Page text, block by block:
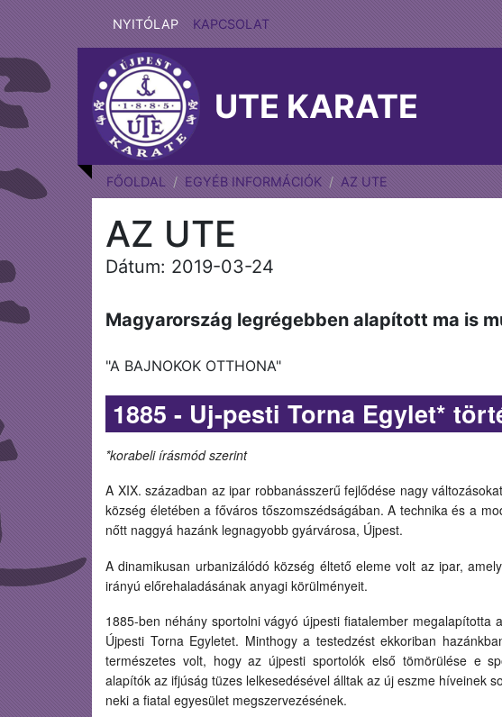
NYITÓLAP KAPCSOLAT
UTE KARATE
FŐOLDAL EGYÉB INFORMÁCIÓK AZ UTE
AZ UTE
Dátum: 2019-03-24
Magyarország legrégebben alapított ma is
"A BAJNOKOK OTTHONA"
1885 - Uj-pesti Torna Egylet*
*korabeli írásmód szerint
A XIX. században az ipar robbanásszerű fejlődése nagy
község életében a főváros tőszomszédságában. A technika és a
nőtt naggyá hazánk legnagyobb gyárvárosa, Újpest.
A dinamikusan urbanizálódó község éltető eleme volt az ipar,
irányú előrehaladásának anyagi körülményeit.
1885-ben néhány sportolni vágyó újpesti fiatalember megalapította
Újpesti Torna Egyletet. Minthogy a testedzést ekkoriban
természetes volt, hogy az újpesti sportolók első tömörülése e
alapítók az ifjúság tüzes lelkesedésével álltak az új eszme híveinek
neki a fiatal egyesület megszervezésének.